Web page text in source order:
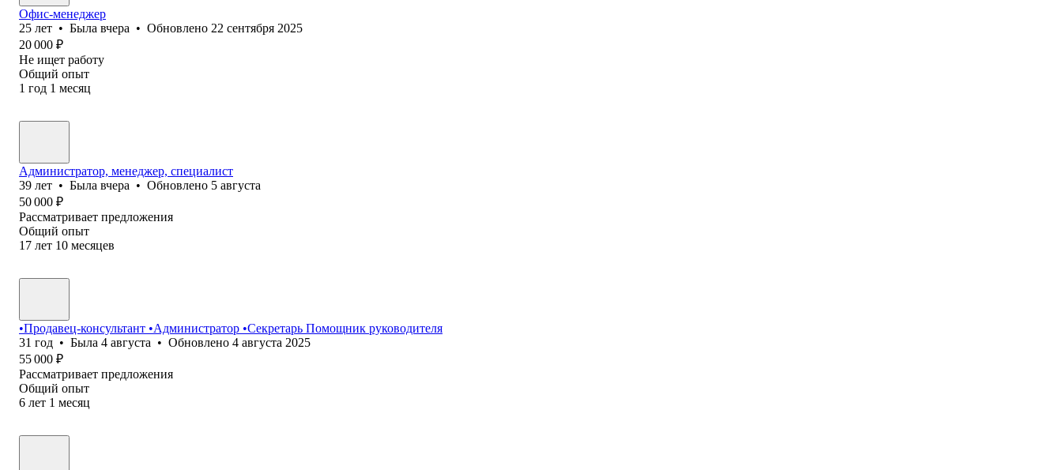
Офис-менеджер
25 лет • Была вчера • Обновлено 22 сентября 2025
20 000 ₽
Не ищет работу
Общий опыт
1 год 1 месяц
Администратор, менеджер, специалист
39 лет • Была вчера • Обновлено 5 августа
50 000 ₽
Рассматривает предложения
Общий опыт
17 лет 10 месяцев
•Продавец-консультант •Администратор •Секретарь Помощник руководителя
31 год • Была 4 августа • Обновлено 4 августа 2025
55 000 ₽
Рассматривает предложения
Общий опыт
6 лет 1 месяц